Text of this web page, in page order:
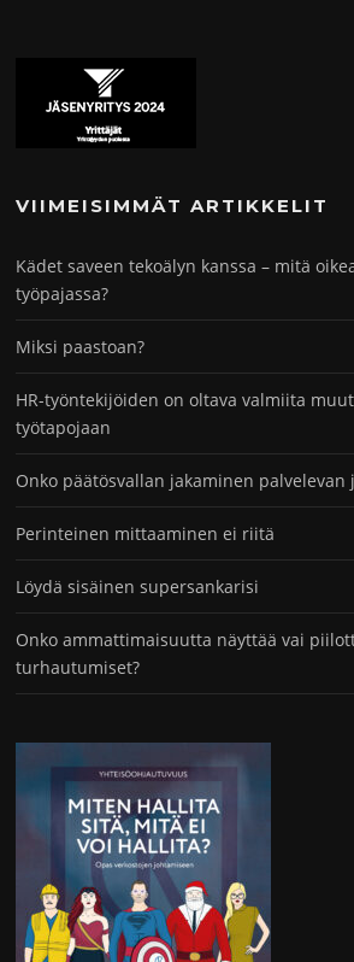
VIIMEISIMMÄT ARTIKKELIT
Kädet saveen tekoälyn kanssa – mitä
työpajassa?
Miksi paastoan?
HR-työntekijöiden on oltava valmiita
työtapojaan
Onko päätösvallan jakaminen palvelevan
Perinteinen mittaaminen ei riitä
Löydä sisäinen supersankarisi
Onko ammattimaisuutta näyttää vai
turhautumiset?